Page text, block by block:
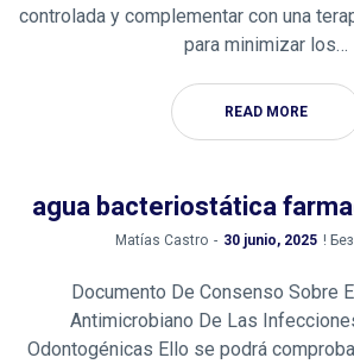
controlada y complementar con una
para minimizar los…
READ MORE
agua bacteriostática
by
Matías Castro 30 junio, 2025 !
Documento De Consenso Sobre
Antimicrobiano De Las
Odontogénicas Ello se podrá